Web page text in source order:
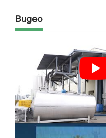
Видео